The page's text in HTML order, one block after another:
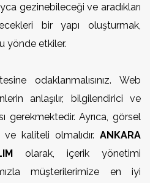
gezinebileceği ve aradıkları
bir yapı oluşturmak,
yönde etkiler.
odaklanmalısınız. Web
anlaşılır, bilgilendirici ve
gerekmektedir. Ayrıca, görsel
kaliteli olmalıdır. ANKARA
olarak, içerik yönetimi
müşterilerimize en iyi